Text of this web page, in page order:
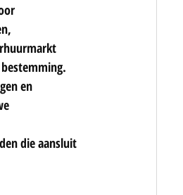
en
die aansluit